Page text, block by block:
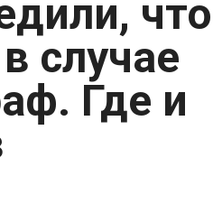
что
случае
Где и